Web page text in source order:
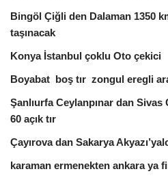
Bingöl Çiğli den Dalaman 1350
taşınacak
Konya İstanbul çoklu Oto çekici
Boyabat boş tır zongul eregli
Şanlıurfa Ceylanpınar dan Sivas
60 açık tır
Çayırova dan Sakarya
karaman ermenekten ankara ya